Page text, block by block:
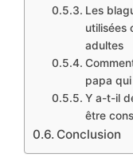
Les
utilisées
adultes
papa
Y a-t-il
être
Conclusion